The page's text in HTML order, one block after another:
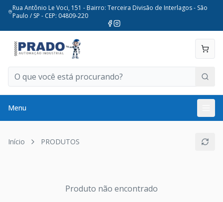
Rua Antônio Le Voci, 151 - Bairro: Terceira Divisão de Interlagos - São
Paulo / SP - CEP: 04809-220
Menu
Início PRODUTOS
Produto não encontrado